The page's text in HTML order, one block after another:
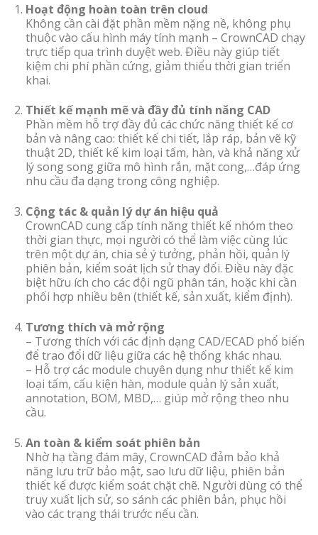
Hoạt động hoàn toàn trên cloud
Không cần cài đặt phần mềm nặng nề, không phụ
thuộc vào cấu hình máy tính mạnh – CrownCAD chạy
trực tiếp qua trình duyệt web. Điều này giúp tiết
kiệm chi phí phần cứng, giảm thiểu thời gian triển
khai.
Thiết kế mạnh mẽ và đầy đủ tính năng CAD
Phần mềm hỗ trợ đầy đủ các chức năng thiết kế cơ
bản và nâng cao: thiết kế chi tiết, lắp ráp, bản vẽ kỹ
thuật 2D, thiết kế kim loại tấm, hàn, và khả năng xử
lý song song giữa mô hình rắn, mặt cong,…đáp ứng
nhu cầu đa dạng trong công nghiệp.
Cộng tác & quản lý dự án hiệu quả
CrownCAD cung cấp tính năng thiết kế nhóm theo
thời gian thực, mọi người có thể làm việc cùng lúc
trên một dự án, chia sẻ ý tưởng, phản hồi, quản lý
phiên bản, kiểm soát lịch sử thay đổi. Điều này đặc
biệt hữu ích cho các đội ngũ phân tán, hoặc khi cần
phối hợp nhiều bên (thiết kế, sản xuất, kiểm định).
Tương thích và mở rộng
– Tương thích với các định dạng CAD/ECAD phổ biến
để trao đổi dữ liệu giữa các hệ thống khác nhau.
– Hỗ trợ các module chuyên dụng như thiết kế kim
loại tấm, cấu kiện hàn, module quản lý sản xuất,
annotation, BOM, MBD,… giúp mở rộng theo nhu
cầu.
An toàn & kiểm soát phiên bản
Nhờ hạ tầng đám mây, CrownCAD đảm bảo khả
năng lưu trữ bảo mật, sao lưu dữ liệu, phiên bản
thiết kế được kiểm soát chặt chẽ. Người dùng có thể
truy xuất lịch sử, so sánh các phiên bản, phục hồi
vào các trạng thái trước nếu cần.